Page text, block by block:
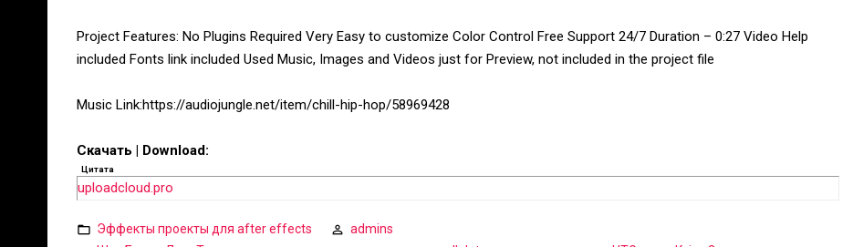
Project Features: No Plugins Required Very Easy to customize Color Control Free Support 24/7 Duration – 0:27 Video Help
included Fonts link included Used Music, Images and Videos just for Preview, not included in the project file
Music Link:https://audiojungle.net/item/chill-hip-hop/58969428
Скачать | Download:
Цитата
uploadcloud.pro
Эффекты проекты для after effects
admins